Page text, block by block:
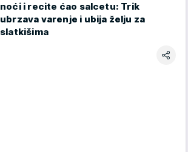
noći i recite ćao salcetu: Trik
ubrzava varenje i ubija želju za
slatkišima